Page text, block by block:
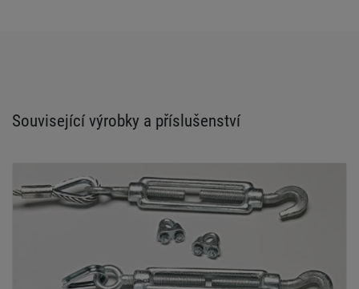
Související výrobky a příslušenství